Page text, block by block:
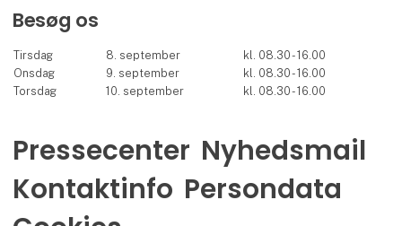
Besøg os
Tirsdag 8. september
kl. 08.30 - 16.00
Onsdag
9. september
kl. 08.30 - 16.00
Torsdag
10. september kl. 08.30 - 16.00
Pressecenter Nyhedsmail
Kontaktinfo Persondata